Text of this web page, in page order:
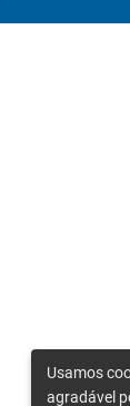
Usamos
agradável